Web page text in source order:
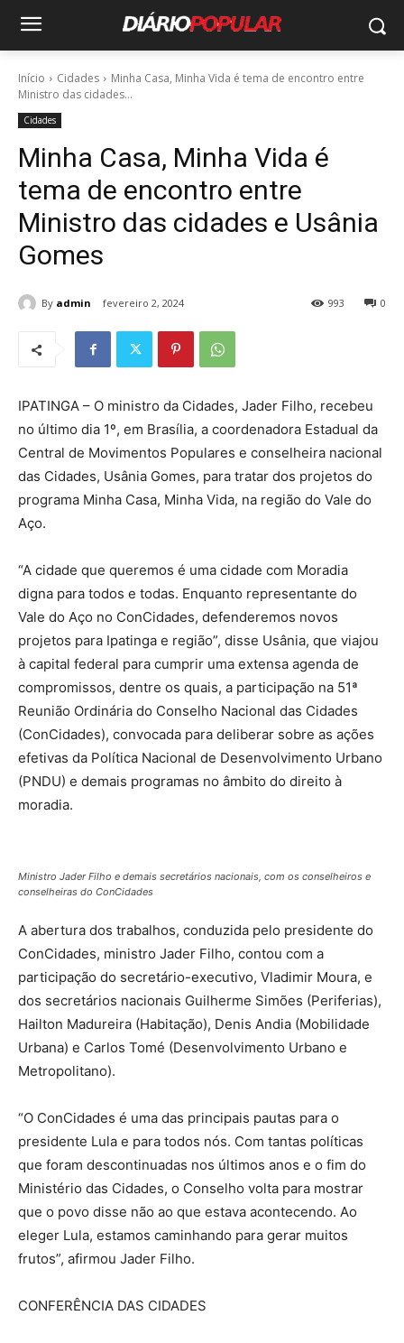
Início Cidades
Minha Casa, Minha Vida é tema de encontro entre
Ministro das cidades...
Cidades
Minha Casa, Minha Vida é
tema de encontro entre
Ministro das cidades e Usânia
Gomes
By admin fevereiro 2, 2024 0
993
IPATINGA – O ministro da Cidades, Jader Filho, recebeu
no último dia 1º, em Brasília, a coordenadora Estadual da
Central de Movimentos Populares e conselheira nacional
das Cidades, Usânia Gomes, para tratar dos projetos do
programa Minha Casa, Minha Vida, na região do Vale do
Aço.
“A cidade que queremos é uma cidade com Moradia
digna para todos e todas. Enquanto representante do
Vale do Aço no ConCidades, defenderemos novos
projetos para Ipatinga e região”, disse Usânia, que viajou
à capital federal para cumprir uma extensa agenda de
compromissos, dentre os quais, a participação na 51ª
Reunião Ordinária do Conselho Nacional das Cidades
(ConCidades), convocada para deliberar sobre as ações
efetivas da Política Nacional de Desenvolvimento Urbano
(PNDU) e demais programas no âmbito do direito à
moradia.
Ministro Jader Filho e demais secretários nacionais, com os conselheiros e
conselheiras do ConCidades
A abertura dos trabalhos, conduzida pelo presidente do
ConCidades, ministro Jader Filho, contou com a
participação do secretário-executivo, Vladimir Moura, e
dos secretários nacionais Guilherme Simões (Periferias),
Hailton Madureira (Habitação), Denis Andia (Mobilidade
Urbana) e Carlos Tomé (Desenvolvimento Urbano e
Metropolitano).
“O ConCidades é uma das principais pautas para o
presidente Lula e para todos nós. Com tantas políticas
que foram descontinuadas nos últimos anos e o fim do
Ministério das Cidades, o Conselho volta para mostrar
que o povo disse não ao que estava acontecendo. Ao
eleger Lula, estamos caminhando para gerar muitos
frutos”, afirmou Jader Filho.
CONFERÊNCIA DAS CIDADES